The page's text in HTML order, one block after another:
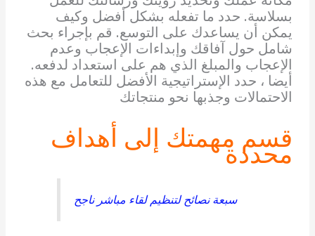
بسلاسة. حدد ما تفعله بشكل أفضل وكيف
يمكن أن يساعدك على التوسع. قم بإجراء بحث
شامل حول آفاقك وإبداءات الإعجاب وعدم
الإعجاب والمبلغ الذي هم على استعداد لدفعه.
أيضا ، حدد الإستراتيجية الأفضل للتعامل مع هذه
الاحتمالات وجذبها نحو منتجاتك
قسم مهمتك إلى أهداف
محددة
سبعة نصائح لتنظيم لقاء مباشر ناجح